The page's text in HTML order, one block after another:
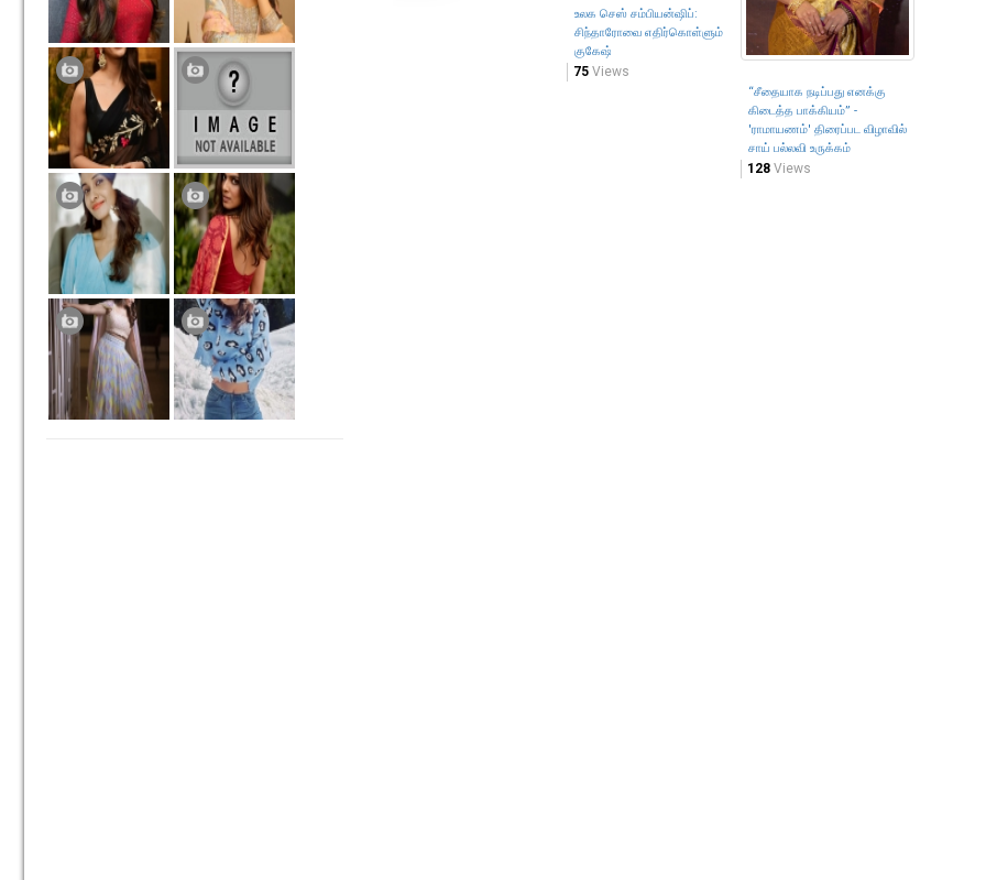
உலக செஸ் சம்பியன்ஷிப்:
சிந்தாரோவை எதிர்கொள்ளும்
குகேஷ்
75 Views
“சீதையாக நடிப்பது எனக்கு
கிடைத்த பாக்கியம்” -
'ராமாயணம்' திரைப்பட விழாவில்
சாய் பல்லவி உருக்கம்
128 Views